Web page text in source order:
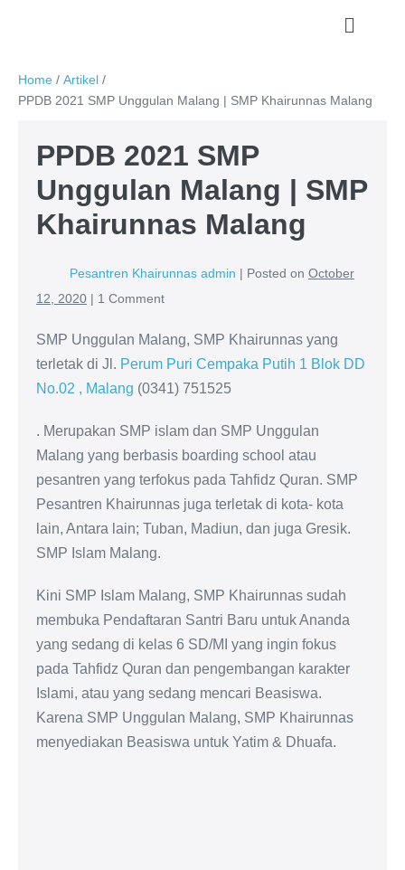
Home / Artikel /
PPDB 2021 SMP Unggulan Malang | SMP Khairunnas Malang
PPDB 2021 SMP
Unggulan Malang | SMP
Khairunnas Malang
Pesantren Khairunnas admin | Posted on October
12, 2020 | 1 Comment
SMP Unggulan Malang, SMP Khairunnas yang
terletak di Jl. Perum Puri Cempaka Putih 1 Blok DD
No.02 , Malang (0341) 751525
. Merupakan SMP islam dan SMP Unggulan
Malang yang berbasis boarding school atau
pesantren yang terfokus pada Tahfidz Quran. SMP
Pesantren Khairunnas juga terletak di kota- kota
lain, Antara lain; Tuban, Madiun, dan juga Gresik.
SMP Islam Malang.
Kini SMP Islam Malang, SMP Khairunnas sudah
membuka Pendaftaran Santri Baru untuk Ananda
yang sedang di kelas 6 SD/MI yang ingin fokus
pada Tahfidz Quran dan pengembangan karakter
Islami, atau yang sedang mencari Beasiswa.
Karena SMP Unggulan Malang, SMP Khairunnas
menyediakan Beasiswa untuk Yatim & Dhuafa.